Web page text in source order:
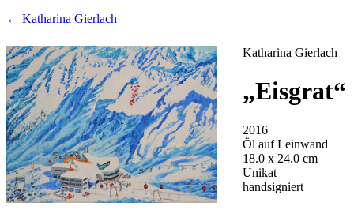
← Katharina Gierlach
Katharina Gierlach
„Eisgrat“
2016
Öl auf Leinwand
18.0 x 24.0 cm
Unikat
handsigniert